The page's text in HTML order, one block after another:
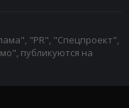
"PR", "Спецпроект",
публикуются на